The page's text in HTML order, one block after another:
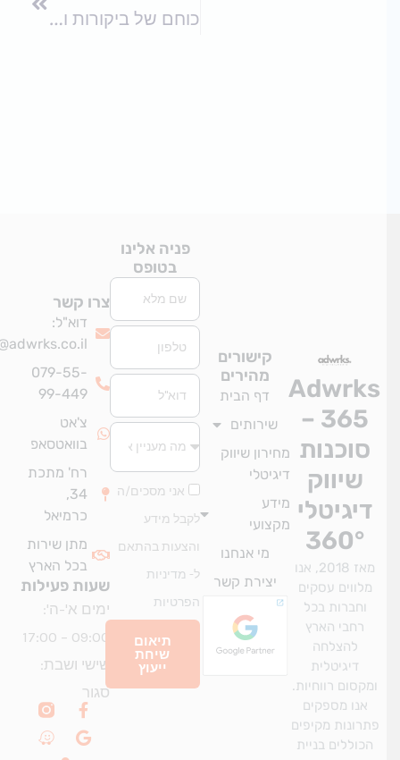
כוחם של ביקורות והמלצות
365 –
סוכנות
שיווק
דיגיטלי
360°
מאז 2018, אנו
מלווים עסקים
וחברות בכל
רחבי הארץ
להצלחה
דיגיטלית
רווחיות.
אנו מספקים
מקיפים
בניית
צרו קשר
דוא"ל:
info@adwrks.co.il
079-55-
99-449
צ'אט
בוואטסאפ
רח' מתכת
כרמיאל
מתן שירות
בכל הארץ
שעות פעילות
ימים א'-ה':
09:00 – 17:00
שישי ושבת:
סגור
e
M
p
פניה אלינו
בטופס
אימייל
אני מסכים/ה
לקבל מידע
והצעות בהתאם
מדיניות
הפרטיות
תיאום
שיחת
קישורים
מהירים
דף הבית
שירותים
מחירון שיווק
דיגיטלי
מידע
מקצועי
מי אנחנו
יצירת קשר